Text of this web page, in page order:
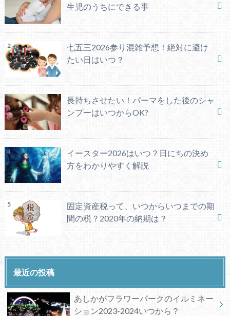
生児のうちにできる事
七五三2026参り混雑予想！絶対に避け
たい日はいつ？
長持ちさせたい！パーマをした後のシャ
ンプーはいつからOK?
イースター2026はいつ？日にちの決め
方をわかりやすく解説
固定資産税って、いつからいつまでの期
間の税？2020年の納期は？
最近の投稿
あしかがフラワーパークのイルミネー
ション2023-2024いつから？